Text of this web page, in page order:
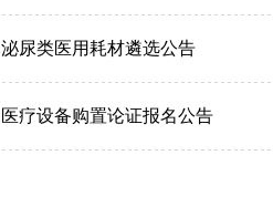
泌尿类医用耗材遴选公告
医疗设备购置论证报名公告